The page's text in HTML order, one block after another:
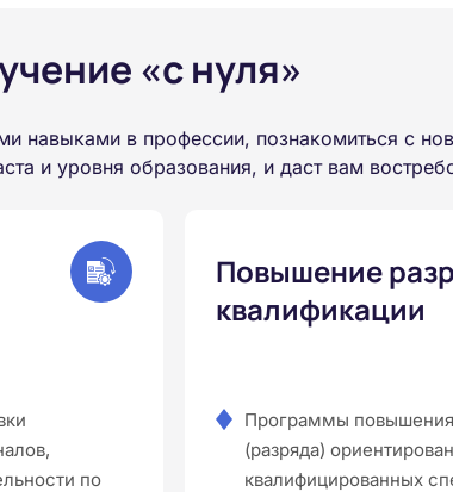
«с нуля»
навыками в профессии, познакомиться с
и уровня образования, и даст вам
по
Повышение
квалификации
Программы повышения
(разряда)
квалифицированных